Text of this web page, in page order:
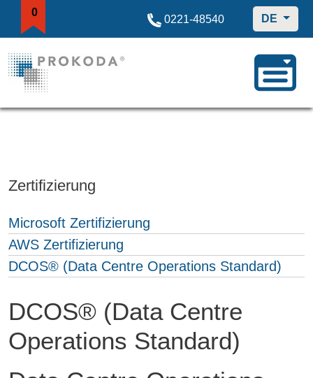
0
0221-48540 DE
Zertifizierung
Microsoft Zertifizierung
AWS Zertifizierung
DCOS® (Data Centre Operations Standard)
DCOS® (Data Centre
Operations Standard)